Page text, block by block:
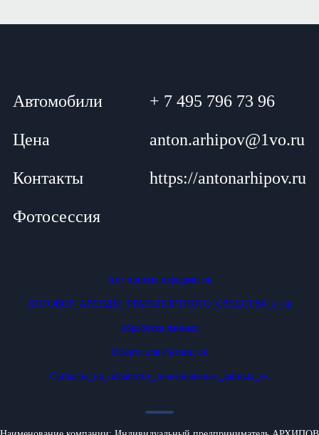
Автомобили
Цена
Контакты
Фотосессия
+ 7 495 796 73 96
anton.arhipov@1vo.ru
https://antonarhipov.ru
Акт приема передачи ок
ДОГОВОР_АРЕНДЫ_ТРАНСПОРТНОГО_СРЕДСТВА_2_ок
обработка данных
Оферта для физлиц ок
Согласие_на_обработку_персональных_данных_ок